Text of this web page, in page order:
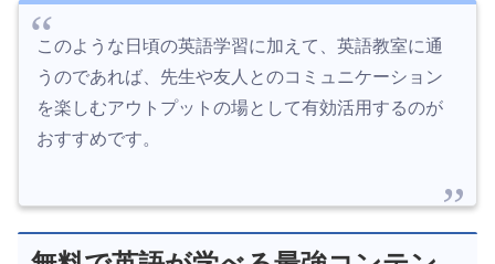
このような日頃の英語学習に加えて、英語教室に通
うのであれば、先生や友人とのコミュニケーション
を楽しむアウトプットの場として有効活用するのが
おすすめです。